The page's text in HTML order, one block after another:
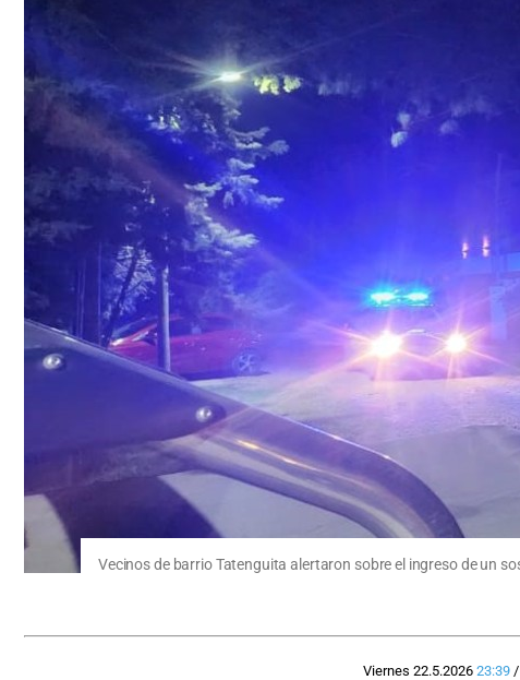
Vecinos de barrio Tatenguita alertaron sobre el ingreso de un
Viernes 22.5.2026 23:39/